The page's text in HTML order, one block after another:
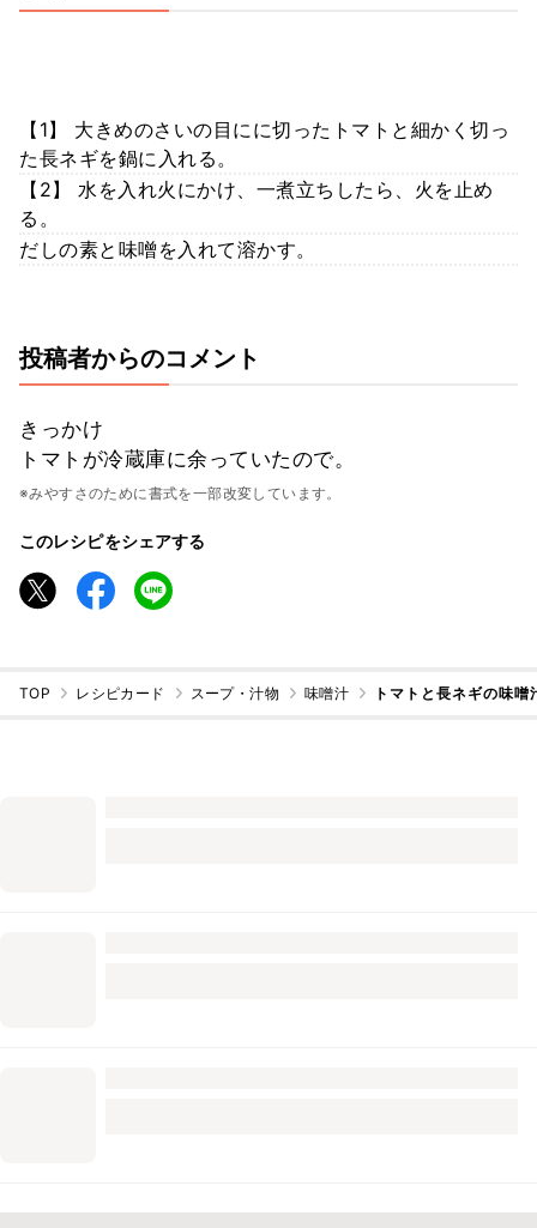
【1】 大きめのさいの目にに切ったトマトと細かく切っ
た長ネギを鍋に入れる。
【2】 水を入れ火にかけ、一煮立ちしたら、火を止め
る。
だしの素と味噌を入れて溶かす。
投稿者からのコメント
きっかけ
トマトが冷蔵庫に余っていたので。
※みやすさのために書式を一部改変しています。
このレシピをシェアする
TOP レシピカード スープ・汁物 味噌汁 トマトと長ネギの味噌